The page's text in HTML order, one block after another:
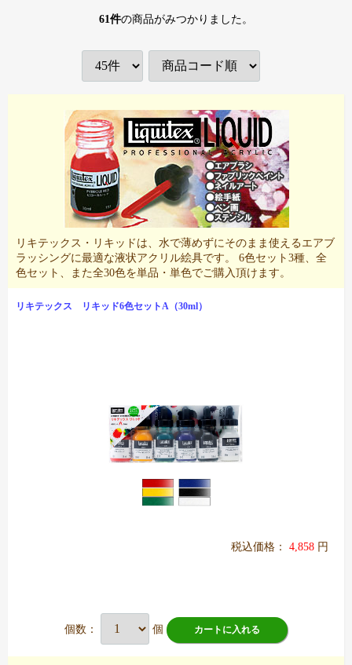
61件の商品がみつかりました。
リキテックス・リキッドは、水で薄めずにそのまま使えるエアブ
ラッシングに最適な液状アクリル絵具です。 6色セット3種、全
色セット、また全30色を単品・単色でご購入頂けます。
リキテックス リキッド6色セットA（30ml）
税込価格： 4,858 円
個数： 個 カートに入れる